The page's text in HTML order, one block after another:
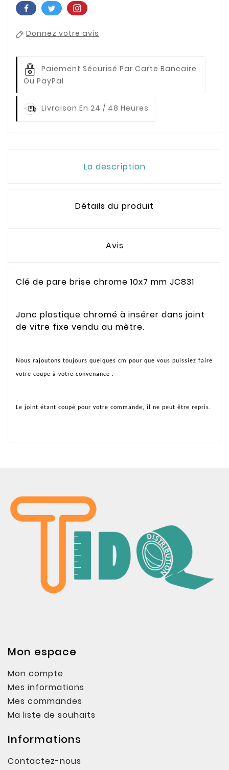
Donnez votre avis
Paiement Sécurisé Par Carte Bancaire
Ou PayPal
Livraison En 24 / 48 Heures
La description
Détails du produit
Avis
Clé de pare brise chrome 10x7 mm JC831
Jonc plastique chromé à insérer dans joint
de vitre fixe vendu au mètre.
Nous rajoutons toujours quelques cm pour que vous puissiez faire
votre coupe à votre convenance .
Le joint étant coupé pour votre commande, il ne peut être repris.
Mon espace
Mon compte
Mes informations
Mes commandes
Ma liste de souhaits
Informations
Contactez-nous